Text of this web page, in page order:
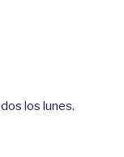
los lunes.